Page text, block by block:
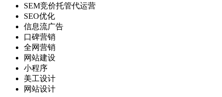
SEM竞价托管代运营
SEO优化
信息流广告
口碑营销
全网营销
网站建设
小程序
美工设计
网站设计